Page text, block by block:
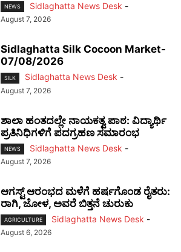
NEWS Sidlaghatta News Desk -
August 7, 2026
Sidlaghatta Silk Cocoon Market-
07/08/2026
SILK Sidlaghatta News Desk -
August 7, 2026
ಶಾಲಾ ಹಂತದಲ್ಲೇ ನಾಯಕತ್ವ ಪಾಠ: ವಿದ್ಯಾರ್ಥಿ
ಪ್ರತಿನಿಧಿಗಳಿಗೆ ಪದಗ್ರಹಣ ಸಮಾರಂಭ
NEWS Sidlaghatta News Desk -
August 7, 2026
ಆಗಸ್ಟ್ ಆರಂಭದ ಮಳೆಗೆ ಹರ್ಷಗೊಂಡ ರೈತರು:
ರಾಗಿ, ಜೋಳ, ಅವರೆ ಬಿತ್ತನೆ ಚುರುಕು
AGRICULTURE Sidlaghatta News Desk -
August 6, 2026